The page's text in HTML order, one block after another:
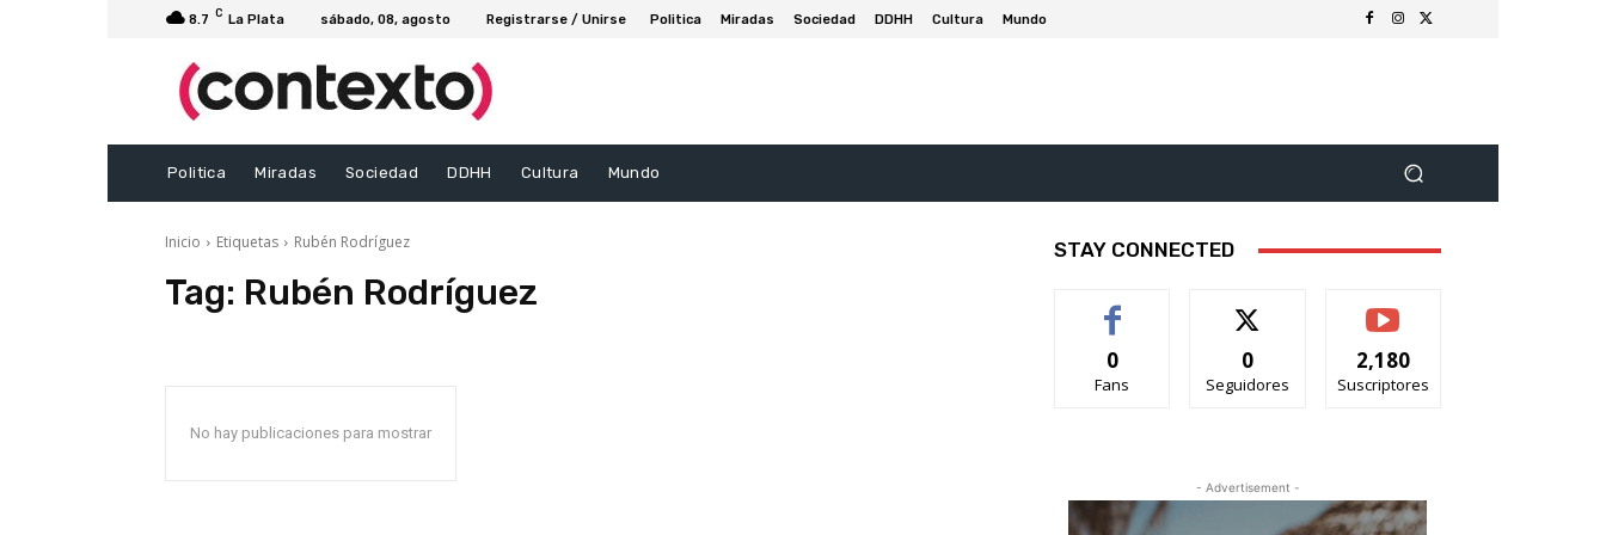
8.7 C La Plata sábado, 08, agosto Registrarse / Unirse Politica Miradas Sociedad DDHH Cultura Mundo
Politica Miradas Sociedad DDHH Cultura Mundo
Inicio Etiquetas Rubén Rodríguez
Tag: Rubén Rodríguez
No hay publicaciones para mostrar
STAY CONNECTED
0
Fans
0
Seguidores
2,180
Suscriptores
- Advertisement -